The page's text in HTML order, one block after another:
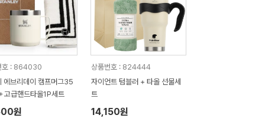
호 : 864030
에브리데이 캠프머그35
고급핸드타올1P세트
원
상품번호 : 824444
자이언트 텀블러 + 타올 선물세
트
14,150원